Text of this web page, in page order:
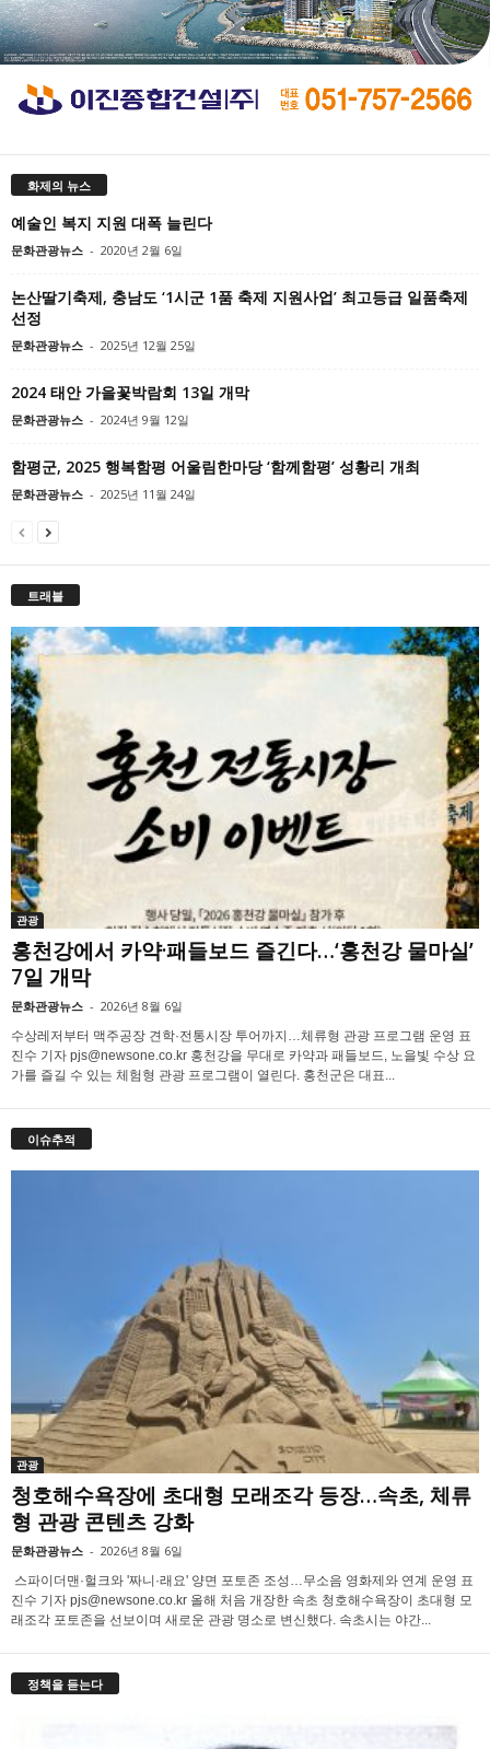
화제의 뉴스
예술인 복지 지원 대폭 늘린다
문화관광뉴스 - 2020년 2월 6일
논산딸기축제, 충남도 ‘1시군 1품 축제 지원사업’ 최고등급 일품축제
선정
문화관광뉴스 - 2025년 12월 25일
2024 태안 가을꽃박람회 13일 개막
문화관광뉴스 - 2024년 9월 12일
함평군, 2025 행복함평 어울림한마당 ‘함께함평’ 성황리 개최
문화관광뉴스 - 2025년 11월 24일
트래블
관광
홍천강에서 카약·패들보드 즐긴다…‘홍천강 물마실’
7일 개막
문화관광뉴스 - 2026년 8월 6일
수상레저부터 맥주공장 견학·전통시장 투어까지…체류형 관광 프로그램 운영 표
진수 기자 pjs@newsone.co.kr 홍천강을 무대로 카약과 패들보드, 노을빛 수상 요
가를 즐길 수 있는 체험형 관광 프로그램이 열린다. 홍천군은 대표...
이슈추적
관광
청호해수욕장에 초대형 모래조각 등장…속초, 체류
형 관광 콘텐츠 강화
문화관광뉴스 - 2026년 8월 6일
스파이더맨·헐크와 '짜니·래요' 양면 포토존 조성…무소음 영화제와 연계 운영 표
진수 기자 pjs@newsone.co.kr 올해 처음 개장한 속초 청호해수욕장이 초대형 모
래조각 포토존을 선보이며 새로운 관광 명소로 변신했다. 속초시는 야간...
정책을 듣는다